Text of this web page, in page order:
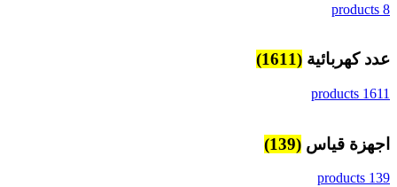
8 products
عدد كهربائية (1611)
1611 products
اجهزة قياس (139)
139 products